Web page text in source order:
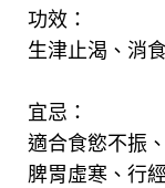
功效：
生津止渴、消
宜忌：
適合食慾不振
脾胃虛寒、行